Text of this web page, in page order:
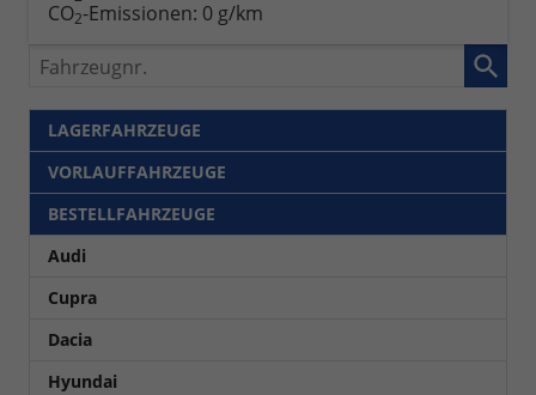
CO2-Emissionen: 0 g/km
Fahrzeugnr.
LAGERFAHRZEUGE
VORLAUFFAHRZEUGE
BESTELLFAHRZEUGE
Audi
Cupra
Dacia
Hyundai